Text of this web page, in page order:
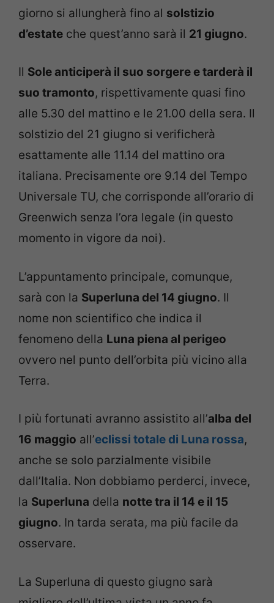
giorno si allungherà fino al solstizio
d’estate che quest’anno sarà il 21 giugno.
Il Sole anticiperà il suo sorgere e tarderà il
suo tramonto, rispettivamente quasi fino
alle 5.30 del mattino e le 21.00 della sera. Il
solstizio del 21 giugno si verificherà
esattamente alle 11.14 del mattino ora
italiana. Precisamente ore 9.14 del Tempo
Universale TU, che corrisponde all’orario di
Greenwich senza l’ora legale (in questo
momento in vigore da noi).
L’appuntamento principale, comunque,
sarà con la Superluna del 14 giugno. Il
nome non scientifico che indica il
fenomeno della Luna piena al perigeo
ovvero nel punto dell’orbita più vicino alla
Terra.
I più fortunati avranno assistito all’alba del
16 maggio all’eclissi totale di Luna rossa,
anche se solo parzialmente visibile
dall’Italia. Non dobbiamo perderci, invece,
la Superluna della notte tra il 14 e il 15
giugno. In tarda serata, ma più facile da
osservare.
La Superluna di questo giugno sarà